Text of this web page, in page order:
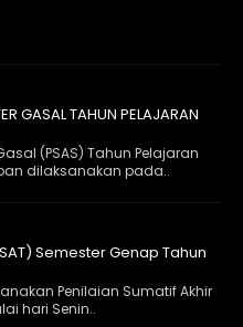
GASAL TAHUN PELAJARAN
(PSAS) Tahun Pelajaran
dilaksanakan pada..
Semester Genap Tahun
Penilaian Sumatif Akhir
hari Senin..